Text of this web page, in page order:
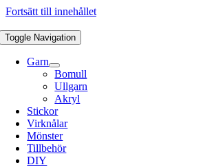
Fortsätt till innehållet
Toggle Navigation
Garn
Bomull
Ullgarn
Akryl
Stickor
Virknålar
Mönster
Tillbehör
DIY